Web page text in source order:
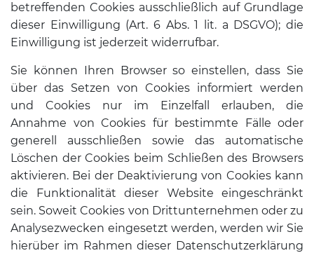
betreffenden Cookies ausschließlich auf Grundlage
dieser Einwilligung (Art. 6 Abs. 1 lit. a DSGVO); die
Einwilligung ist jederzeit widerrufbar.
Sie können Ihren Browser so einstellen, dass Sie
über das Setzen von Cookies informiert werden
und Cookies nur im Einzelfall erlauben, die
Annahme von Cookies für bestimmte Fälle oder
generell ausschließen sowie das automatische
Löschen der Cookies beim Schließen des Browsers
aktivieren. Bei der Deaktivierung von Cookies kann
die Funktionalität dieser Website eingeschränkt
sein. Soweit Cookies von Drittunternehmen oder zu
Analysezwecken eingesetzt werden, werden wir Sie
hierüber im Rahmen dieser Datenschutzerklärung